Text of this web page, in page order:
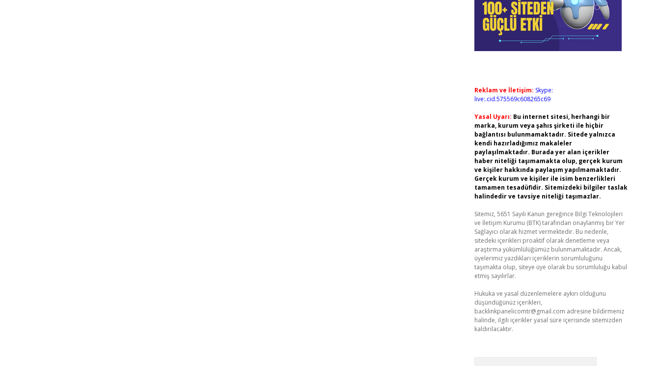
Reklam ve İletişim: Skype:
live:.cid.575569c608265c69
Yasal Uyarı: Bu internet sitesi, herhangi bir
marka, kurum veya şahıs şirketi ile hiçbir
bağlantısı bulunmamaktadır. Sitede yalnızca
kendi hazırladığımız makaleler
paylaşılmaktadır. Burada yer alan içerikler
haber niteliği taşımamakta olup, gerçek kurum
ve kişiler hakkında paylaşım yapılmamaktadır.
Gerçek kurum ve kişiler ile isim benzerlikleri
tamamen tesadüfidir. Sitemizdeki bilgiler taslak
halindedir ve tavsiye niteliği taşımazlar.
Sitemiz, 5651 Sayılı Kanun gereğince Bilgi Teknolojileri
ve İletişim Kurumu (BTK) tarafından onaylanmış bir Yer
Sağlayıcı olarak hizmet vermektedir. Bu nedenle,
sitedeki içerikleri proaktif olarak denetleme veya
araştırma yükümlülüğümüz bulunmamaktadır. Ancak,
üyelerimiz yazdıkları içeriklerin sorumluluğunu
taşımakta olup, siteye üye olarak bu sorumluluğu kabul
etmiş sayılırlar.
Hukuka ve yasal düzenlemelere aykırı olduğunu
düşündüğünüz içerikleri,
backlinkpanelicomtr@gmail.com adresine bildirmeniz
halinde, ilgili içerikler yasal süre içerisinde sitemizden
kaldırılacaktır.